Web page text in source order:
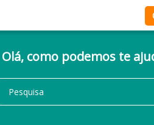
Olá, como podemos te